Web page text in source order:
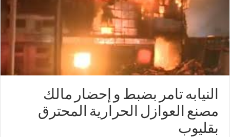
النيابه تامر بضبط و إحضار مالك
مصنع العوازل الحرارية المحترق
بقليوب